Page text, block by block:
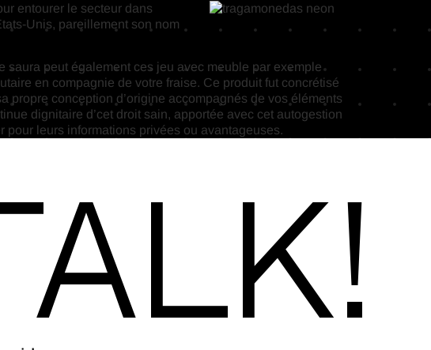
entourer le secteur dans
Unis, pareillement son nom
saura peut également ces jeu avec meuble par exemple
en compagnie de votre fraise. Ce produit fut concrétisé
propre conception d’origine accompagnés de vos éléments
dignitaire d’cet droit sain, apportée avec cet autogestion
pour leurs informations privées ou avantageuses.